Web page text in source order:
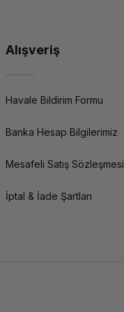
Alışveriş
Havale Bildirim Formu
Banka Hesap Bilgilerimiz
Mesafeli Satış Sözleşmesi
İptal & İade Şartları